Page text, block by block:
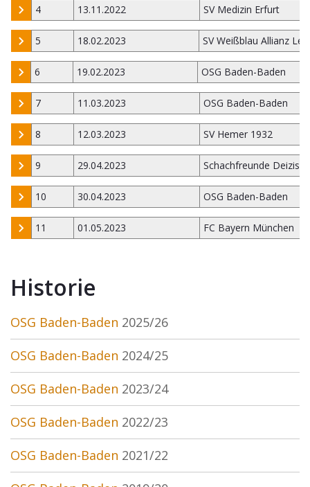
4 13.11.2022 SV Medizin Erfurt
5 18.02.2023 SV Weißblau Allianz
6 19.02.2023 OSG Baden-Baden
7 11.03.2023 OSG Baden-Baden
8 12.03.2023 SV Hemer 1932
9 29.04.2023 Schachfreunde
10 30.04.2023 OSG Baden-Baden
11 01.05.2023 FC Bayern München
Historie
OSG Baden-Baden 2025/26
OSG Baden-Baden 2024/25
OSG Baden-Baden 2023/24
OSG Baden-Baden 2022/23
OSG Baden-Baden 2021/22